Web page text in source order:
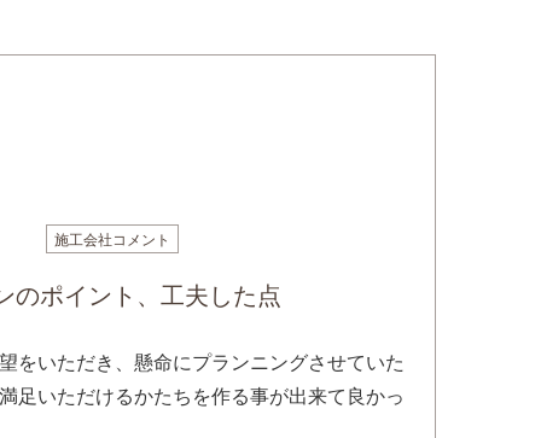
施工会社コメント
のポイント、工夫した点
をいただき、懸命にプランニングさせていた
足いただけるかたちを作る事が出来て良かっ